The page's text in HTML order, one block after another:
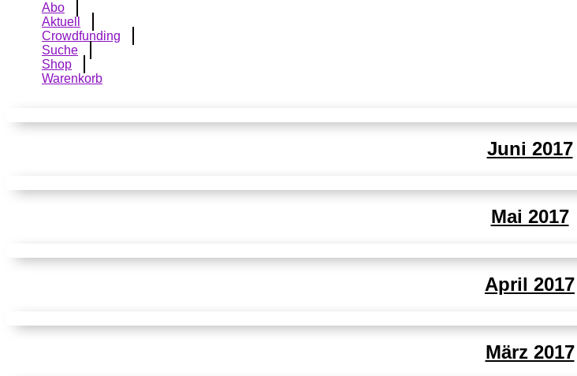
Abo
Aktuell
Crowdfunding
Suche
Shop
Warenkorb
Juni 2017
Mai 2017
April 2017
März 2017